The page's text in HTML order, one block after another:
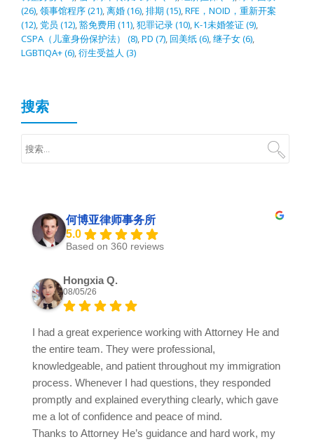
(26),领事馆程序(21),离婚(16),排期 (15),RFE，NOID，重新开案
(12), 党员 (12),豁免费用 (11),犯罪记录(10),K-1未婚签证(9),
CSPA（儿童身份保护法）
(8),PD (7), 回美纸(6),继子女(6),
LGBTIQA+(6),衍生受益人 (3)
搜索
何博亚律师事务所
5.0
Based on 360 reviews
Hongxia Q.
08/05/26
I had a great experience working with Attorney He and
the entire team. They were professional,
knowledgeable, and patient throughout my immigration
process. Whenever I had questions, they responded
promptly and explained everything clearly, which gave
me a lot of confidence and peace of mind.
Thanks to Attorney He’s guidance and hard work, my